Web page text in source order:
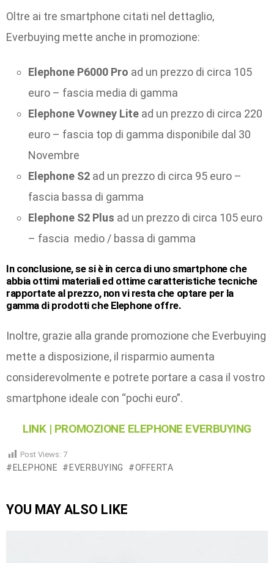
Oltre ai tre smartphone citati nel dettaglio,
Everbuying mette anche in promozione:
Elephone P6000 Pro ad un prezzo di circa 105
euro – fascia media di gamma
Elephone Vowney Lite ad un prezzo di circa 220
euro – fascia top di gamma disponibile dal 30
Novembre
Elephone S2 ad un prezzo di circa 95 euro –
fascia bassa di gamma
Elephone S2 Plus ad un prezzo di circa 105 euro
– fascia medio / bassa di gamma
In conclusione, se si è in cerca di uno smartphone che
abbia ottimi materiali ed ottime caratteristiche tecniche
rapportate al prezzo, non vi resta che optare per la
gamma di prodotti che Elephone offre.
Inoltre, grazie alla grande promozione che Everbuying
mette a disposizione, il risparmio aumenta
considerevolmente e potrete portare a casa il vostro
smartphone ideale con “pochi euro”.
LINK | PROMOZIONE ELEPHONE EVERBUYING
Post Views: 7
ELEPHONE EVERBUYING OFFERTA
YOU MAY ALSO LIKE